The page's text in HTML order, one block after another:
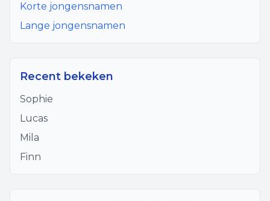
Korte jongensnamen
Lange jongensnamen
Recent bekeken
Sophie
Lucas
Mila
Finn